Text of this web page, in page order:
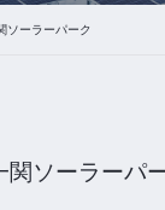
ソーラーパーク
関ソーラーパ